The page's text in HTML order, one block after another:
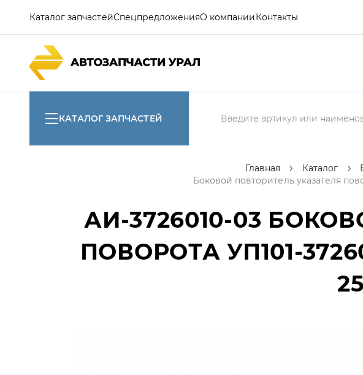
Каталог запчастейСпецпредложенияО компанииКонтакты
КАТАЛОГ ЗАПЧАСТЕЙ
Главная Каталог
Боковой повторитель указателя
АИ-3726010-03
ПОВОРОТА УП101-